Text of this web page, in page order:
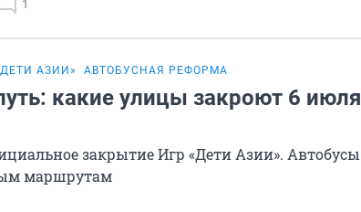
1
АЗИИ» АВТОБУСНАЯ РЕФОРМА
какие улицы закроют 6 июля
закрытие Игр «Дети Азии». Автобусы
маршрутам